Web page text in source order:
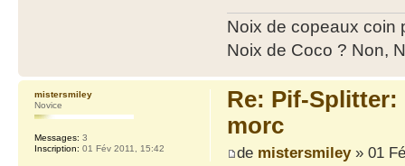
Noix de copeaux coin
Noix de Coco ? Non,
Re: Pif-
morc
de mistersmiley» 01
mistersmiley
Novice
Messages: 3
Inscription: 01 Fév 2011, 15:42